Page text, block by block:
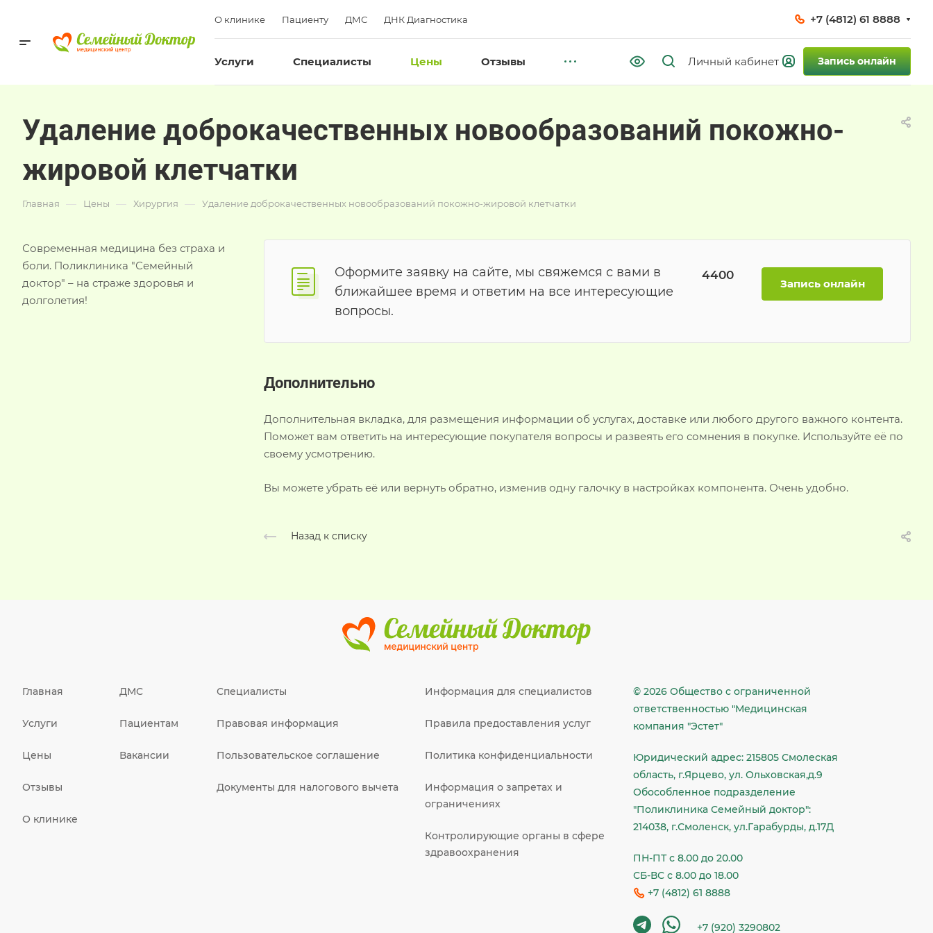
О клинике Пациенту ДМС ДНК Диагностика +7 (4812) 61 8888
Услуги Специалисты Цены Отзывы Запись онлайн
Удаление доброкачественных новообразований покожно-
жировой клетчатки
Главная — Цены — Хирургия — Удаление доброкачественных новообразований покожно-жировой клетчатки
Оформите заявку на сайте, мы свяжемся с вами в
ближайшее время и ответим на все интересующие
вопросы.
4400
Запись онлайн
Дополнительно
Дополнительная вкладка, для размещения информации об услугах, доставке или любого другого важного контента.
Поможет вам ответить на интересующие покупателя вопросы и развеять его сомнения в покупке. Используйте её по
своему усмотрению.
Вы можете убрать её или вернуть обратно, изменив одну галочку в настройках компонента. Очень удобно.
Назад к списку
Современная медицина без страха и
боли. Поликлиника "Семейный
доктор" – на страже здоровья и
долголетия!
Главная
Услуги
Цены
Отзывы
О клинике
ДМС
Пациентам
Вакансии
Специалисты
Правовая информация
Пользовательское соглашение
Документы для налогового вычета
Информация для специалистов
Правила предоставления услуг
Политика конфиденциальности
Информация о запретах и
ограничениях
Контролирующие органы в сфере
здравоохранения
© 2026 Общество c ограниченной
ответственностью "Медицинская
компания "Эстет"
Юридический адрес: 215805 Смолеская
область, г.Ярцево, ул. Ольховская,д.9
Обособленное подразделение
"Поликлиника Семейный доктор":
214038, г.Смоленск, ул.Гарабурды, д.17Д
ПН-ПТ с 8.00 до 20.00
СБ-ВС с 8.00 до 18.00
+7 (4812) 61 8888
+7 (920) 3290802